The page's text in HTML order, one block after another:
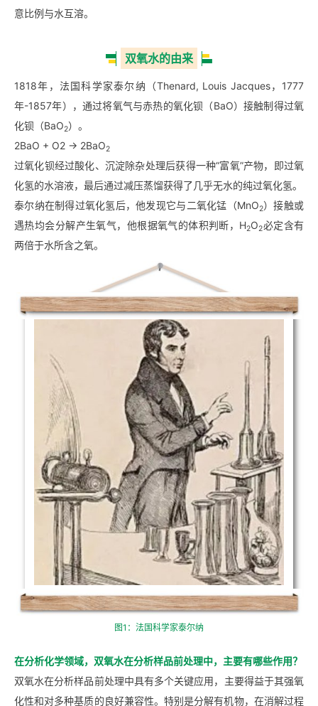
意比例与水互溶。
双氧水的由来
1818年，法国科学家泰尔纳（Thenard, Louis Jacques，1777
年-1857年），通过将氧气与赤热的氧化钡（BaO）接触制得过氧
化钡（BaO2）。
2BaO + O2 → 2BaO2
过氧化钡经过酸化、沉淀除杂处理后获得一种“富氧”产物，即过氧
化氢的水溶液，最后通过减压蒸馏获得了几乎无水的纯过氧化氢。
泰尔纳在制得过氧化氢后，他发现它与二氧化锰（MnO2）接触或
遇热均会分解产生氧气，他根据氧气的体积判断，H2O2必定含有
两倍于水所含之氧。
图1：法国科学家泰尔纳
在分析化学领域，双氧水在分析样品前处理中，主要有哪些作用？
双氧水在分析样品前处理中具有多个关键应用，主要得益于其强氧
化性和对多种基质的良好兼容性。特别是分解有机物‌，在消解过程